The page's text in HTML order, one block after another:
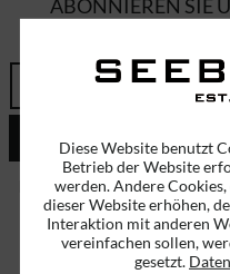
ABONNIEREN SIE
Ich habe die
Diese Website benutzt
Betrieb der Website
werden. Andere
dieser Website erhöhen,
Interaktion mit anderen
vereinfachen sollen,
gesetzt.